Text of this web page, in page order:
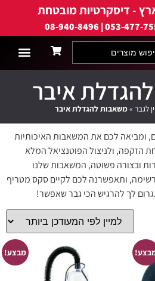
- דיסקרטיות מובטחת
053-477-7551 | 08-
איבר
לגבר »משאבות להגדלת איבר
ומביאה לכם את המשאבות האיכותיות
הזקפה, ולניצול הפוטנציאל המלא
ובצורה פשוטה, המשאבות שלנו
ותאפשרנה לכם לקיים סקס מטריף
לך להרגיש הכי גבר שאפשר!
מבצע!